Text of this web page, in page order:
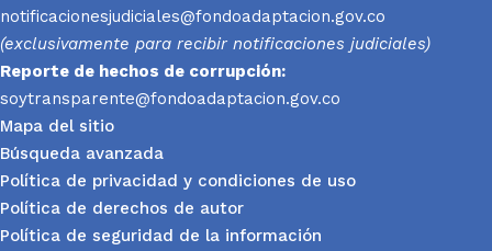
notificacionesjudiciales@fondoadaptacion.gov.co
(exclusivamente para recibir notificaciones judiciales)
Reporte de hechos de corrupción:
soytransparente@fondoadaptacion.gov.co
Mapa del sitio
Búsqueda avanzada
Política de privacidad y condiciones de uso
Política de derechos de autor
Política de seguridad de la información